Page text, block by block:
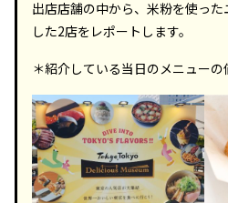
出店店舗の中から、米粉を使っ
した2店をレポートします。
＊紹介している当日のメニューの